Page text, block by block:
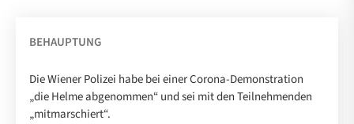
BEHAUPTUNG
Die Wiener Polizei habe bei einer Corona-Demonstration
„die Helme abgenommen“ und sei mit den Teilnehmenden
„mitmarschiert“.